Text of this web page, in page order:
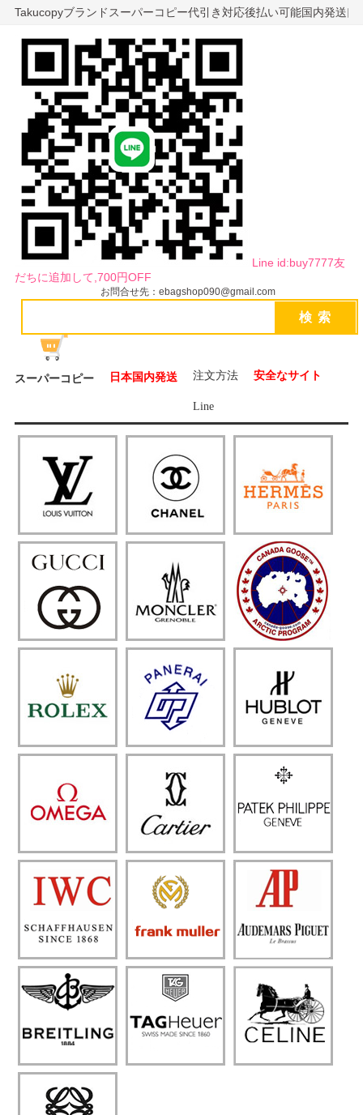
Takucopyブランドスーパーコピー代引き対応後払い可能国内発送
Line id:buy7777友
だちに追加して,700円OFF
お問合せ先：ebagshop090@gmail.com
スーパーコピー 日本国内発送 注文方法 安全なサイト
Line